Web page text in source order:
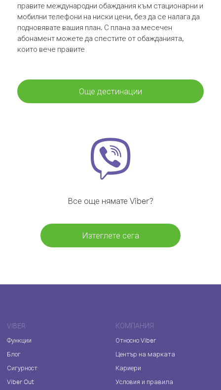
правите международни обаждания към стационарни и
мобилни телефони на ниски цени, без да се налага да
подновявате вашия план. С плана за месечен
абонамент можете да спестите от обажданията,
които вече правите
Още дестинации
Все още нямате Viber?
Изтеглете сега
VIBER
Функции
Блог
Сигурност
Viber Out
КОМПАНИЯ
Относно Viber
Център на марката
Кариери
Условия и правила